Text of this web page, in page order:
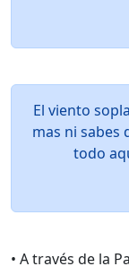
El viento
mas ni sabes
todo
• A través de la